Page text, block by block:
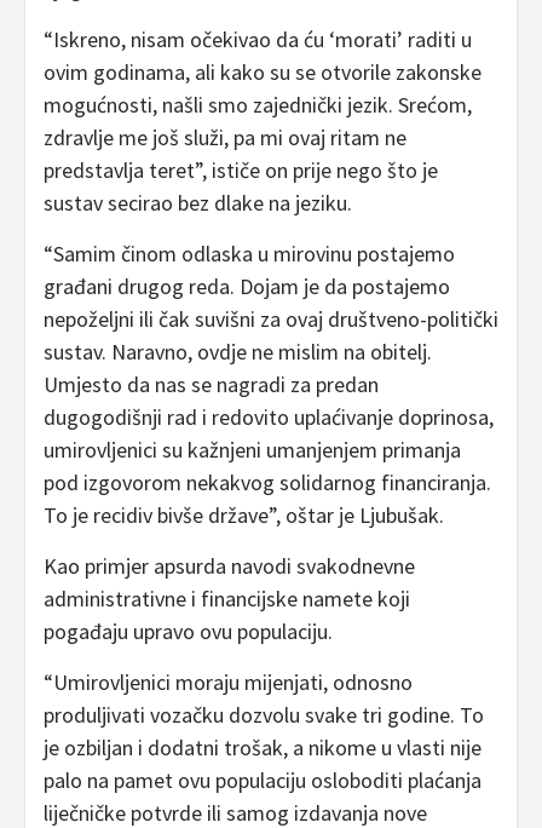
“Iskreno, nisam očekivao da ću ‘morati’ raditi u
ovim godinama, ali kako su se otvorile zakonske
mogućnosti, našli smo zajednički jezik. Srećom,
zdravlje me još služi, pa mi ovaj ritam ne
predstavlja teret”, ističe on prije nego što je
sustav secirao bez dlake na jeziku.
“Samim činom odlaska u mirovinu postajemo
građani drugog reda. Dojam je da postajemo
nepoželjni ili čak suvišni za ovaj društveno-politički
sustav. Naravno, ovdje ne mislim na obitelj.
Umjesto da nas se nagradi za predan
dugogodišnji rad i redovito uplaćivanje doprinosa,
umirovljenici su kažnjeni umanjenjem primanja
pod izgovorom nekakvog solidarnog financiranja.
To je recidiv bivše države”, oštar je Ljubušak.
Kao primjer apsurda navodi svakodnevne
administrativne i financijske namete koji
pogađaju upravo ovu populaciju.
“Umirovljenici moraju mijenjati, odnosno
produljivati vozačku dozvolu svake tri godine. To
je ozbiljan i dodatni trošak, a nikome u vlasti nije
palo na pamet ovu populaciju osloboditi plaćanja
liječničke potvrde ili samog izdavanja nove